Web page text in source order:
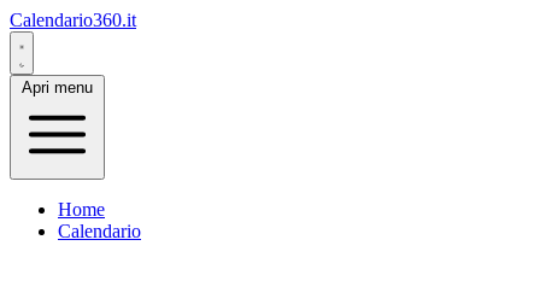
Calendario360.it
Apri menu
Home
Calendario